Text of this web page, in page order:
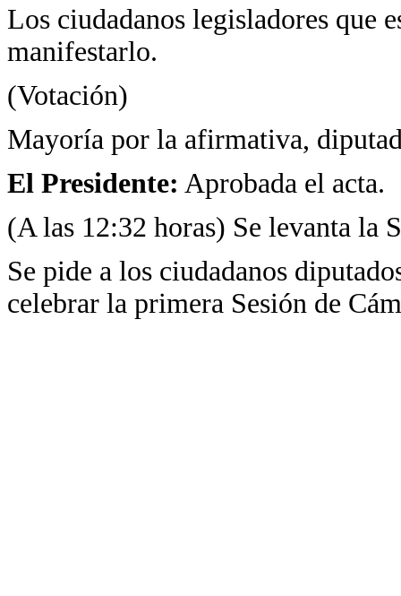
Los ciudadanos legisladores que
manifestarlo.
(Votación)
Mayoría por la afirmativa,
El Presidente: Aprobada el acta.
(A las 12:32 horas) Se levanta la
Se pide a los ciudadanos
celebrar la primera Sesión de